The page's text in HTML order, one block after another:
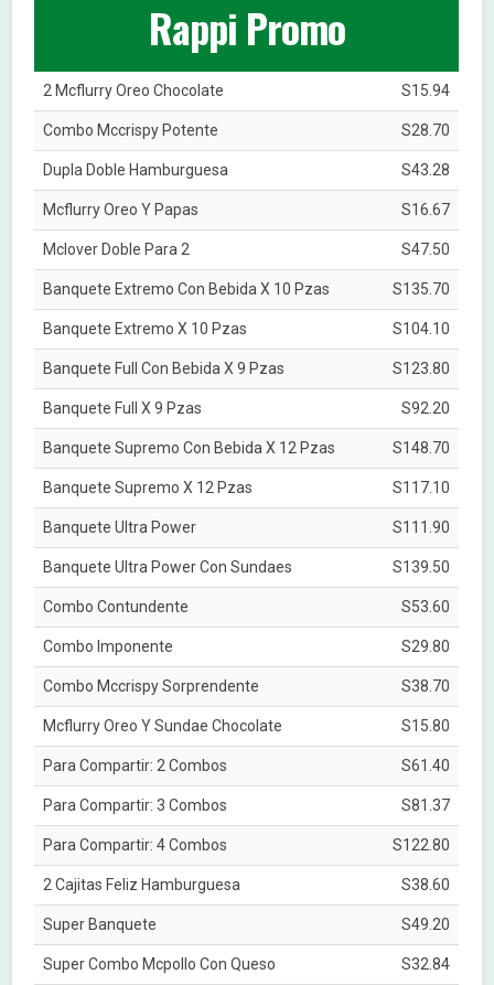
Rappi Promo
2 Mcflurry Oreo Chocolate S15.94
Combo Mccrispy Potente S28.70
Dupla Doble Hamburguesa S43.28
Mcflurry Oreo Y Papas S16.67
Mclover Doble Para 2 S47.50
Banquete Extremo Con Bebida X 10 Pzas S135.70
Banquete Extremo X 10 Pzas S104.10
Banquete Full Con Bebida X 9 Pzas S123.80
Banquete Full X 9 Pzas S92.20
Banquete Supremo Con Bebida X 12 Pzas S148.70
Banquete Supremo X 12 Pzas S117.10
Banquete Ultra Power S111.90
Banquete Ultra Power Con Sundaes S139.50
Combo Contundente S53.60
Combo Imponente S29.80
Combo Mccrispy Sorprendente S38.70
Mcflurry Oreo Y Sundae Chocolate S15.80
Para Compartir: 2 Combos S61.40
Para Compartir: 3 Combos S81.37
Para Compartir: 4 Combos S122.80
2 Cajitas Feliz Hamburguesa S38.60
Super Banquete S49.20
Super Combo Mcpollo Con Queso S32.84